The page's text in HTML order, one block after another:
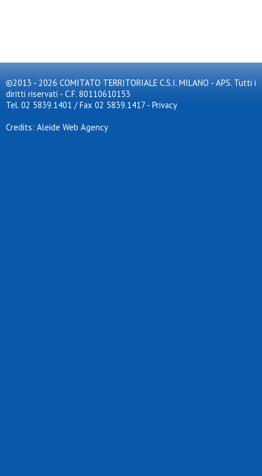
©2013 - 2026 COMITATO TERRITORIALE C.S.I. MILANO - APS. Tutti i
diritti riservati - C.F. 80110610153
Tel. 02 5839.1401 / Fax 02 5839.1417 - Privacy
Credits: Aleide Web Agency